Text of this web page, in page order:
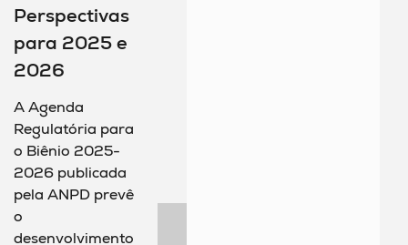
Perspectivas
para 2025 e
2026
A Agenda
Regulatória para
o Biênio 2025-
2026 publicada
pela ANPD prevê
o
desenvolvimento